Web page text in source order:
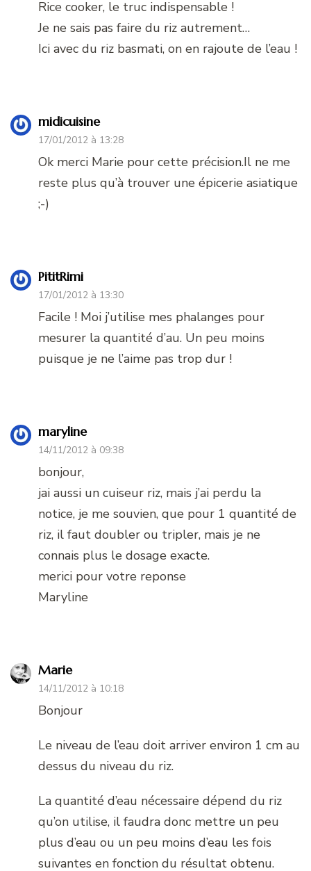
Rice cooker, le truc indispensable !
Je ne sais pas faire du riz autrement…
Ici avec du riz basmati, on en rajoute de l’eau !
midicuisine
17/01/2012 à 13:28
Ok merci Marie pour cette précision.Il ne me
reste plus qu’à trouver une épicerie asiatique
;-)
PititRimi
17/01/2012 à 13:30
Facile ! Moi j’utilise mes phalanges pour
mesurer la quantité d’au. Un peu moins
puisque je ne l’aime pas trop dur !
maryline
14/11/2012 à 09:38
bonjour,
jai aussi un cuiseur riz, mais j’ai perdu la
notice, je me souvien, que pour 1 quantité de
riz, il faut doubler ou tripler, mais je ne
connais plus le dosage exacte.
merici pour votre reponse
Maryline
Marie
14/11/2012 à 10:18
Bonjour
Le niveau de l’eau doit arriver environ 1 cm au
dessus du niveau du riz.
La quantité d’eau nécessaire dépend du riz
qu’on utilise, il faudra donc mettre un peu
plus d’eau ou un peu moins d’eau les fois
suivantes en fonction du résultat obtenu.